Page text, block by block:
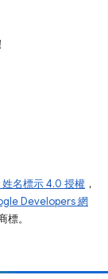
名標示 4.0 授權 ，
Developers 網
。